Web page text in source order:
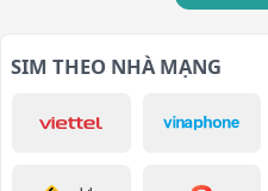
SIM THEO NHÀ MẠNG